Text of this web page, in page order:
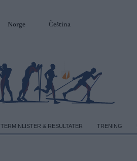
Norge Čeština
TERMINLISTER & RESULTATER TRENING